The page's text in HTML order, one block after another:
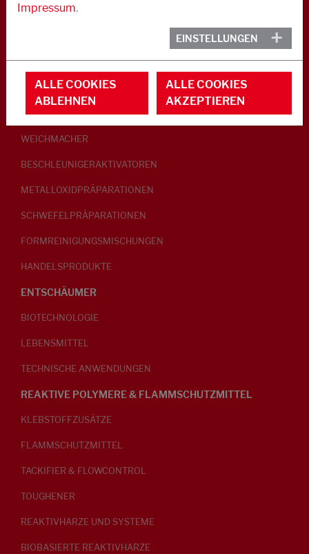
GLEITMITTEL
PEPTISATOREN
KLEBRIGMACHER / HOMOGENISATOREN
WEICHMACHER
BESCHLEUNIGERAKTIVATOREN
METALLOXIDPRÄPARATIONEN
SCHWEFELPRÄPARATIONEN
FORMREINIGUNGSMISCHUNGEN
HANDELSPRODUKTE
ENTSCHÄUMER
BIOTECHNOLOGIE
LEBENSMITTEL
TECHNISCHE ANWENDUNGEN
REAKTIVE POLYMERE & FLAMMSCHUTZMITTEL
KLEBSTOFFZUSÄTZE
FLAMMSCHUTZMITTEL
TACKIFIER & FLOWCONTROL
TOUGHENER
REAKTIVHARZE UND SYSTEME
BIOBASIERTE REAKTIVHARZE
Impressum.
EINSTELLUNGEN
ALLE COOKIES
ABLEHNEN
ALLE COOKIES
AKZEPTIEREN